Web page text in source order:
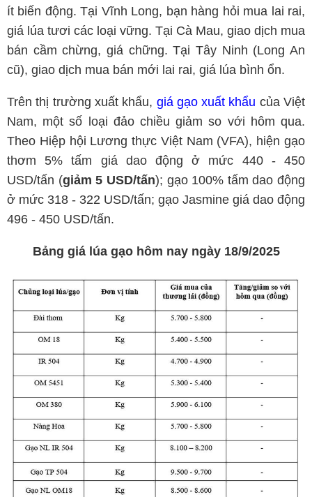
ít biến động. Tại Vĩnh Long, bạn hàng hỏi mua lai rai,
giá lúa tươi các loại vững. Tại Cà Mau, giao dịch mua
bán cầm chừng, giá chững. Tại Tây Ninh (Long An
cũ), giao dịch mua bán mới lai rai, giá lúa bình ổn.
Trên thị trường xuất khẩu, giá gạo xuất khẩu của Việt
Nam, một số loại đảo chiều giảm so với hôm qua.
Theo Hiệp hội Lương thực Việt Nam (VFA), hiện gạo
thơm 5% tấm giá dao động ở mức 440 - 450
USD/tấn (giảm 5 USD/tấn); gạo 100% tấm dao động
ở mức 318 - 322 USD/tấn; gạo Jasmine giá dao động
496 - 450 USD/tấn.
Bảng giá lúa gạo hôm nay ngày 18/9/2025